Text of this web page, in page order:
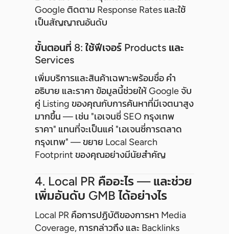
Google ติดตาม Response Rates และใช้
เป็นสัญญาณอันดับ
ขั้นตอนที่ 8: ใช้ฟีเจอร์ Products และ
Services
เพิ่มบริการและสินค้าเฉพาะพร้อมชื่อ คำ
อธิบาย และราคา ข้อมูลนี้ช่วยให้ Google จับ
คู่ Listing ของคุณกับการค้นหาที่มีเจตนาสูง
มากขึ้น — เช่น "เอเจนซี่ SEO กรุงเทพ
ราคา" แทนที่จะเป็นแค่ "เอเจนซี่การตลาด
กรุงเทพ" — ขยาย Local Search
Footprint ของคุณอย่างมีนัยสำคัญ
4. Local PR คืออะไร — และช่วย
เพิ่มอันดับ GMB ได้อย่างไร
Local PR คือการปฏิบัติของการหา Media
Coverage, การกล่าวถึง และ Backlinks